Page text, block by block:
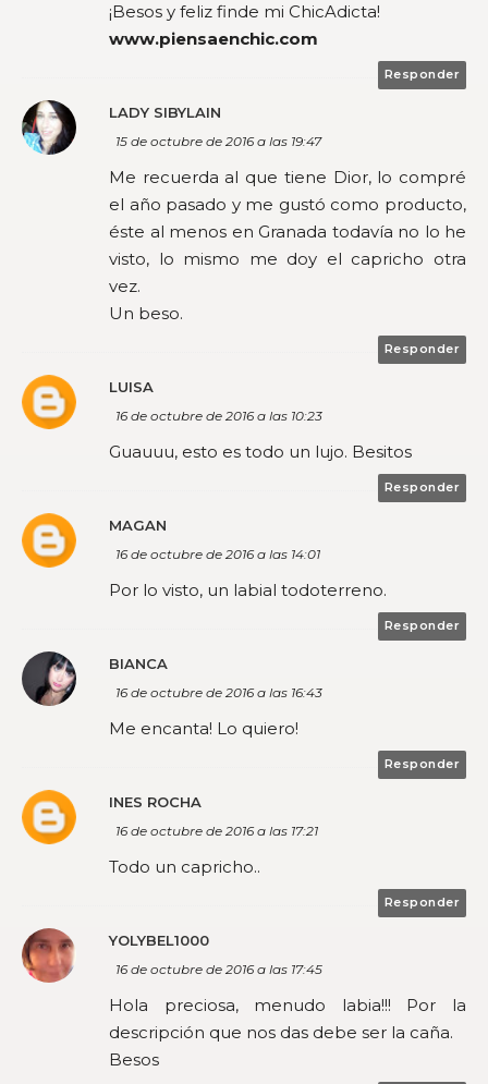
¡Besos y feliz finde mi ChicAdicta!
www.piensaenchic.com
Responder
LADY SIBYLAIN
15 de octubre de 2016 a las 19:47
Me recuerda al que tiene Dior, lo compré
el año pasado y me gustó como producto,
éste al menos en Granada todavía no lo he
visto, lo mismo me doy el capricho otra
vez.
Un beso.
Responder
LUISA
16 de octubre de 2016 a las 10:23
Guauuu, esto es todo un lujo. Besitos
Responder
MAGAN
16 de octubre de 2016 a las 14:01
Por lo visto, un labial todoterreno.
Responder
BIANCA
16 de octubre de 2016 a las 16:43
Me encanta! Lo quiero!
Responder
INES ROCHA
16 de octubre de 2016 a las 17:21
Todo un capricho..
Responder
YOLYBEL1000
16 de octubre de 2016 a las 17:45
Hola preciosa, menudo labia!!! Por la
descripción que nos das debe ser la caña.
Besos